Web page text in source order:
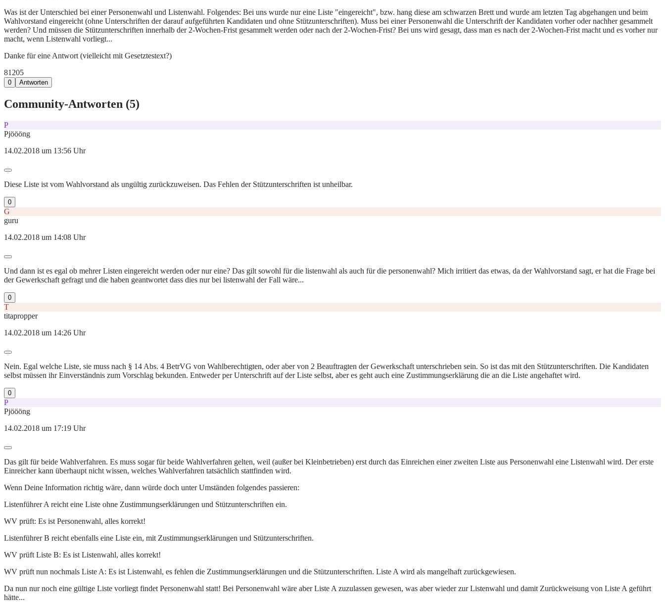
Was ist der Unterschied bei einer Personenwahl und Listenwahl. Folgendes: Bei uns wurde nur eine Liste "eingereicht", bzw. hang diese am schwarzen Brett und wurde am letzten Tag abgehangen und beim
Wahlvorstand eingereicht (ohne Unterschriften der darauf aufgeführten Kandidaten und ohne Stützunterschriften). Muss bei einer Personenwahl die Unterschrift der Kandidaten vorher oder nachher gesammelt
werden? Und müssen die Stützunterschriften innerhalb der 2-Wochen-Frist gesammelt werden oder nach der 2-Wochen-Frist? Bei uns wird gesagt, dass man es nach der 2-Wochen-Frist macht und es vorher nur
macht, wenn Listenwahl vorliegt...
Danke für eine Antwort (vielleicht mit Gesetztestext?)
81205
0 Antworten
Community-Antworten (5)
P
Pjöööng
14.02.2018 um 13:56 Uhr
Diese Liste ist vom Wahlvorstand als ungültig zurückzuweisen. Das Fehlen der Stützunterschriften ist unheilbar.
0
G
guru
14.02.2018 um 14:08 Uhr
Und dann ist es egal ob mehrer Listen eingereicht werden oder nur eine? Das gilt sowohl für die listenwahl als auch für die personenwahl? Mich irritiert das etwas, da der Wahlvorstand sagt, er hat die Frage bei
der Gewerkschaft gefragt und die haben geantwortet dass dies nur bei listenwahl der Fall wäre...
0
T
titapropper
14.02.2018 um 14:26 Uhr
Nein. Egal welche Liste, sie muss nach § 14 Abs. 4 BetrVG von Wahlberechtigten, oder aber von 2 Beauftragten der Gewerkschaft unterschrieben sein. So ist das mit den Stützunterschriften. Die Kandidaten
selbst müssen ihr Einverständnis zum Vorschlag bekunden. Entweder per Unterschrift auf der Liste selbst, aber es geht auch eine Zustimmungserklärung die an die Liste angehaftet wird.
0
P
Pjöööng
14.02.2018 um 17:19 Uhr
Das gilt für beide Wahlverfahren. Es muss sogar für beide Wahlverfahren gelten, weil (außer bei Kleinbetrieben) erst durch das Einreichen einer zweiten Liste aus Personenwahl eine Listenwahl wird. Der erste
Einreicher kann überhaupt nicht wissen, welches Wahlverfahren tatsächlich stattfinden wird.
Wenn Deine Information richtig wäre, dann würde doch unter Umständen folgendes passieren:
Listenführer A reicht eine Liste ohne Zustimmungserklärungen und Stützunterschriften ein.
WV prüft: Es ist Personenwahl, alles korrekt!
Listenführer B reicht ebenfalls eine Liste ein, mit Zustimmungserklärungen und Stützunterschriften.
WV prüft Liste B: Es ist Listenwahl, alles korrekt!
WV prüft nun nochmals Liste A: Es ist Listenwahl, es fehlen die Zustimmungserklärungen und die Stützunterschriften. Liste A wird als mangelhaft zurückgewiesen.
Da nun nur noch eine gültige Liste vorliegt findet Personenwahl statt! Bei Personenwahl wäre aber Liste A zuzulassen gewesen, was aber wieder zur Listenwahl und damit Zurückweisung von Liste A geführt
hätte...